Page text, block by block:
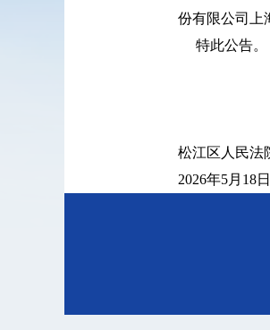
份有限公司上
特此公告。
松江
松江区人民法
2026年5月18日